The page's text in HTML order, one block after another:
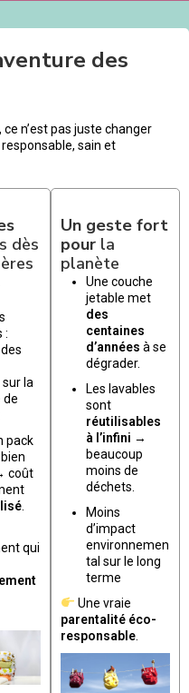
des
n’est pas juste changer
sain et
dès
:
sur la
de
pack
coût
.
qui
Un geste fort
pour la
planète
Une couche
jetable met
des
centaines
d’années à se
dégrader.
Les lavables
sont
réutilisables
à l’infini →
beaucoup
moins de
déchets.
Moins
d’impact
environnemen
tal sur le long
terme
Une vraie
parentalité éco-
responsable